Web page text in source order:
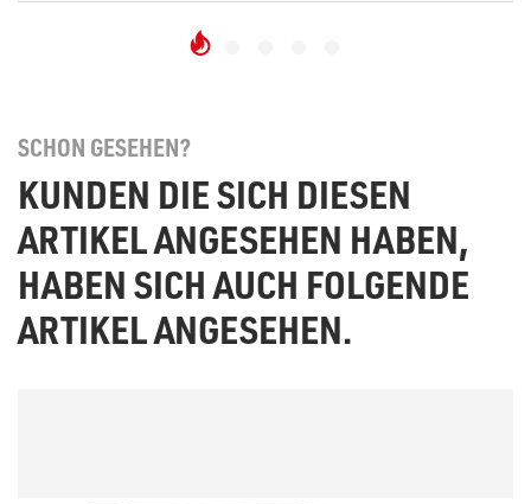
SCHON GESEHEN?
KUNDEN DIE SICH DIESEN
ARTIKEL ANGESEHEN HABEN,
HABEN SICH AUCH FOLGENDE
ARTIKEL ANGESEHEN.